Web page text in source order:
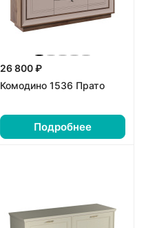
26 800 ₽
Комодино 1536 Прато
Подробнее